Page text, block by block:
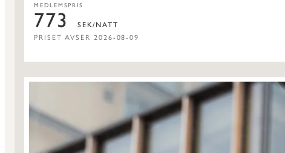
MEDLEMSPRIS
773
SEK/NATT
PRISET AVSER 2026-08-09